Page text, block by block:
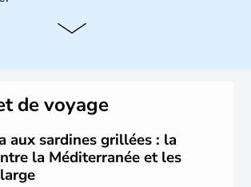
ont moins de 19 ans. La musique
du pays, originaire des régions les plus à
est l’un des plats traditionnels les
de voyage
aux sardines grillées : la
la Méditerranée et les